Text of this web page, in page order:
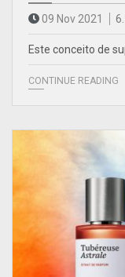
09 Nov 2021
Este conceito de
CONTINUE READING